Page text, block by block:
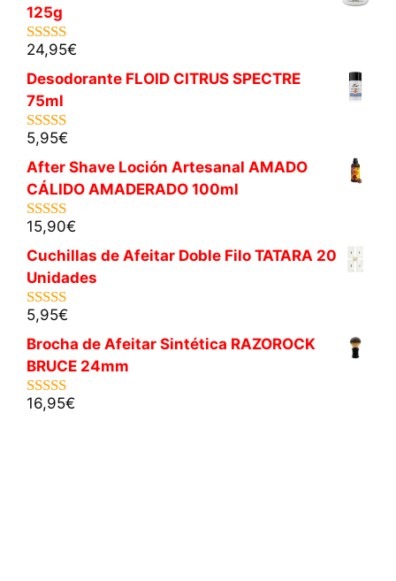
125g
5.00de 5
24,95€
Desodorante FLOID CITRUS SPECTRE
75ml
5.00de 5
5,95€
After Shave Loción Artesanal AMADO
CÁLIDO AMADERADO 100ml
5.00de 5
15,90€
Cuchillas de Afeitar Doble Filo TATARA 20
Unidades
5.00de 5
5,95€
Brocha de Afeitar Sintética RAZOROCK
BRUCE 24mm
5.00de 5
16,95€